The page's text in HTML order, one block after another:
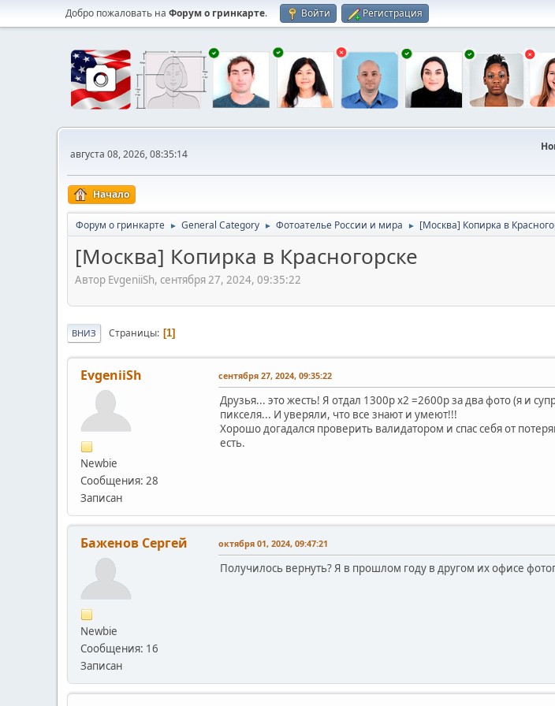
Добро пожаловать на Форум о гринкарте. Войти Регистрация
августа 08, 2026, 08:35:14
Начало
Форум о гринкарте ► General Category ► Фотоателье России и мира ► [Москва] Копирка в
[Москва] Копирка в Красногорске
Автор EvgeniiSh, сентября 27, 2024, 09:35:22
ВНИЗ Страницы 1
EvgeniiSh
Newbie
Сообщения: 28
Записан
сентября 27, 2024, 09:35:22
Друзья... это жесть! Я отдал 1300р х2 =2600р за два фото (я и
пикселя... И уверяли, что все знают и умеют!!!
Хорошо догадался проверить валидатором и спас себя от
есть.
Баженов Сергей
Newbie
Сообщения: 16
Записан
октября 01, 2024, 09:47:21
Получилось вернуть? Я в прошлом году в другом их офисе